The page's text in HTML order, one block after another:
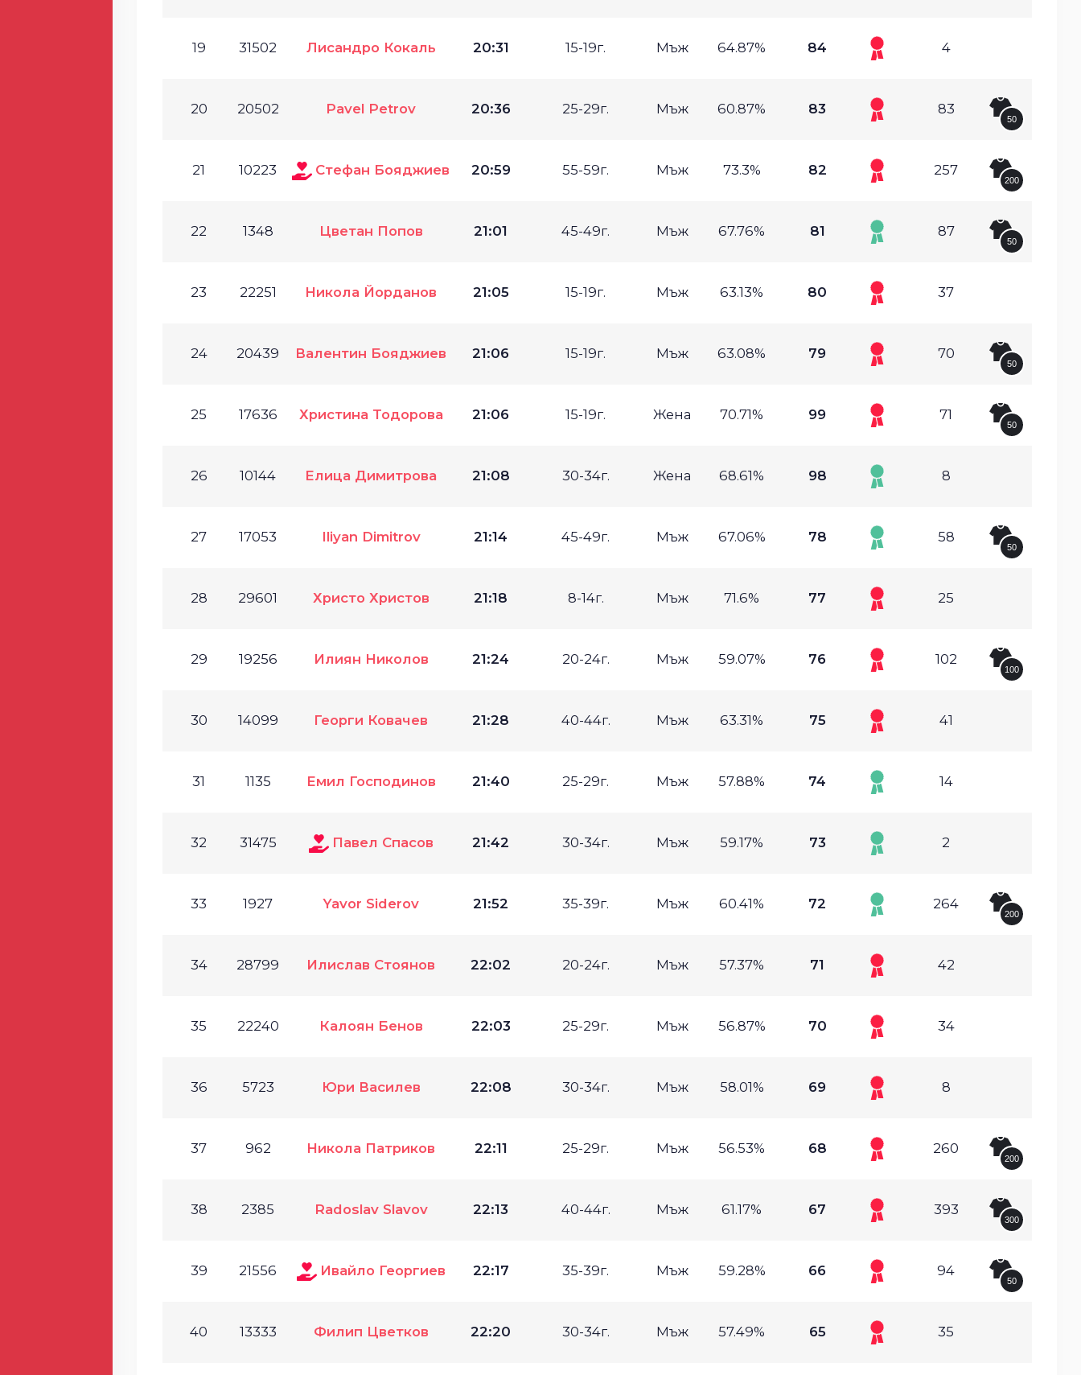
19 31502 Лисандро Кокаль 20:31 15-19г. Мъж 64.87% 84 4
20 20502 Pavel Petrov 20:36 25-29г. Мъж 60.87% 83 83
50
21 10223 Стефан Бояджиев 20:59 55-59г. Мъж 73.3% 82 257
200
22 1348 Цветан Попов 21:01 45-49г. Мъж 67.76% 81 87
50
23 22251 Никола Йорданов 21:05 15-19г. Мъж 63.13% 80 37
24 20439 Валентин Бояджиев 21:06 15-19г. Мъж 63.08% 79 70
50
25 17636 Христина Тодорова 21:06 15-19г. Жена 70.71% 99 71
50
26 10144 Елица Димитрова 21:08 30-34г. Жена 68.61% 98 8
27 17053 Iliyan Dimitrov 21:14 45-49г. Мъж 67.06% 78 58
50
28 29601 Христо Христов 21:18 8-14г. Мъж 71.6% 77 25
29 19256 Илиян Николов 21:24 20-24г. Мъж 59.07% 76 102
100
30 14099 Георги Ковачев 21:28 40-44г. Мъж 63.31% 75 41
31 1135 Емил Господинов 21:40 25-29г. Мъж 57.88% 74 14
32 31475 Павел Спасов 21:42 30-34г. Мъж 59.17% 73 2
33 1927 Yavor Siderov 21:52 35-39г. Мъж 60.41% 72 264
200
34 28799 Илислав Стоянов 22:02 20-24г. Мъж 57.37% 71 42
35 22240 Калоян Бенов 22:03 25-29г. Мъж 56.87% 70 34
36 5723 Юри Василев 22:08 30-34г. Мъж 58.01% 69 8
37 962 Никола Патриков 22:11 25-29г. Мъж 56.53% 68 260
200
38 2385 Radoslav Slavov 22:13 40-44г. Мъж 61.17% 67 393
300
39 21556 Ивайло Георгиев 22:17 35-39г. Мъж 59.28% 66 94
50
40 13333 Филип Цветков 22:20 30-34г. Мъж 57.49% 65 35